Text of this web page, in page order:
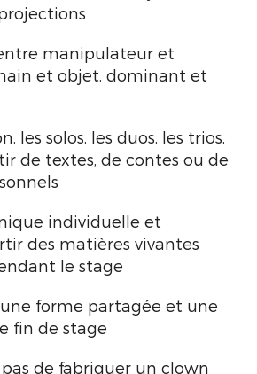
manipulateur et
et objet, dominant et
les solos, les duos, les trios,
de textes, de contes ou de
individuelle et
des matières vivantes
le stage
forme partagée et une
fin de stage
pas de fabriquer un clown